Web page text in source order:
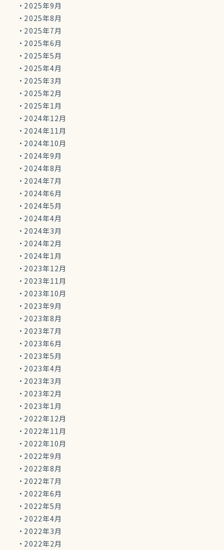
2025年9月
2025年8月
2025年7月
2025年6月
2025年5月
2025年4月
2025年3月
2025年2月
2025年1月
2024年12月
2024年11月
2024年10月
2024年9月
2024年8月
2024年7月
2024年6月
2024年5月
2024年4月
2024年3月
2024年2月
2024年1月
2023年12月
2023年11月
2023年10月
2023年9月
2023年8月
2023年7月
2023年6月
2023年5月
2023年4月
2023年3月
2023年2月
2023年1月
2022年12月
2022年11月
2022年10月
2022年9月
2022年8月
2022年7月
2022年6月
2022年5月
2022年4月
2022年3月
2022年2月